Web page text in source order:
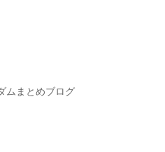
ムまとめブログ